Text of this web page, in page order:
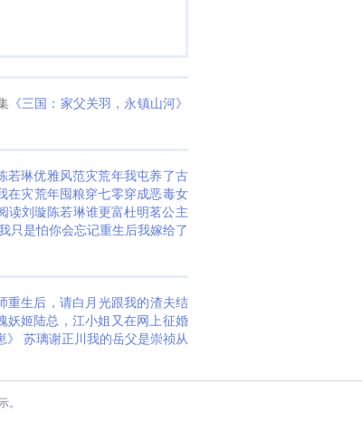
《三国：家父关羽，永镇山河》
若琳优雅风范灾荒年我屯养了古
在灾荒年囤粮穿七零穿成恶毒女
读刘璇陈若琳谁更富杜明茗公主
只是怕你会忘记重生后我嫁给了
重生后，请白月光跟我的渣夫结
妖姬陆总，江小姐又在网上征婚
》 苏璃谢正川 我的岳父是崇祯从
。